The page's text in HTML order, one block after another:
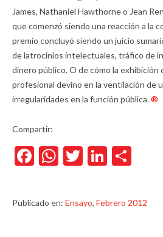
James, Nathaniel Hawthorne o Jean
que comenzó siendo una reacción a la
premio concluyó siendo un juicio
de latrocinios intelectuales, tráfico de
dinero público. O de cómo la exhibición
profesional devino en la ventilación de
irregularidades en la función pública.®
Compartir:
Facebook
WhatsApp
Twitter
Publicado en: Ensayo, Febrero 2012